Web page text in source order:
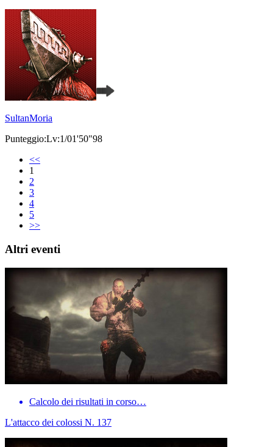
SultanMoria
Punteggio:Lv:1/01'50"98
<<
1
2
3
4
5
>>
Altri eventi
Calcolo dei risultati in corso…
L'attacco dei colossi N. 137